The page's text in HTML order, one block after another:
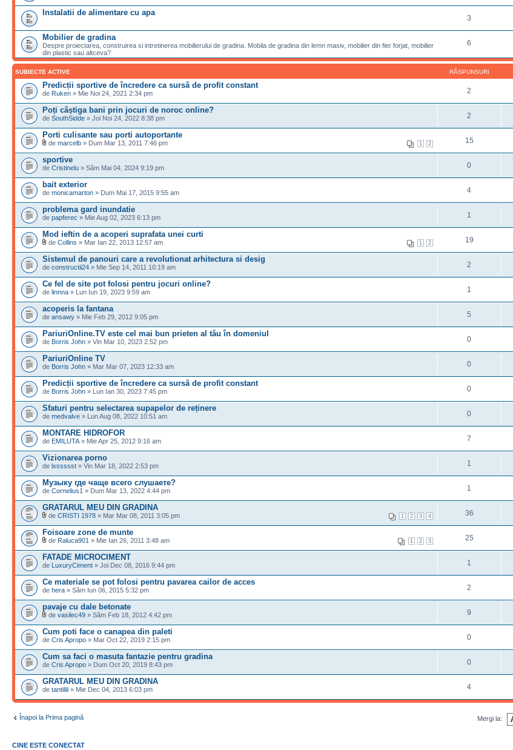
Instalatii de alimentare cu apa
3
Mobilier de gradina
Despre proiectarea, construirea si intretinerea mobilierului de gradina. Mobila de gradina din lemn masiv, mobilier din fier forjat, mobilier
din plastic sau altceva?
6
SUBIECTE ACTIVE RĂSPUNSURI
Predicții sportive de încredere ca sursă de profit constant
de Ruken » Mie Noi 24, 2021 2:34 pm 2
Poți câștiga bani prin jocuri de noroc online?
de SouthSidde » Joi Noi 24, 2022 8:38 pm 2
Porti culisante sau porti autoportante
1 2
de marcelb » Dum Mar 13, 2011 7:46 pm 15
sportive
de Cristinelu » Sâm Mai 04, 2024 9:19 pm 0
bait exterior
de monicamarton » Dum Mai 17, 2015 9:55 am 4
problema gard inundatie
de papferec » Mie Aug 02, 2023 6:13 pm 1
Mod ieftin de a acoperi suprafata unei curti
1 2
de Collins » Mar Ian 22, 2013 12:57 am 19
Sistemul de panouri care a revolutionat arhitectura si desig
de constructii24 » Mie Sep 14, 2011 10:19 am 2
Ce fel de site pot folosi pentru jocuri online?
de linnna » Lun Iun 19, 2023 9:59 am 1
acoperis la fantana
de ansawy » Mie Feb 29, 2012 9:05 pm 5
PariuriOnline.TV este cel mai bun prieten al tău în domeniul
de Borris John » Vin Mar 10, 2023 2:52 pm 0
PariuriOnline TV
de Borris John » Mar Mar 07, 2023 12:33 am 0
Predicții sportive de încredere ca sursă de profit constant
de Borris John » Lun Ian 30, 2023 7:45 pm 0
Sfaturi pentru selectarea supapelor de reținere
de medvalve » Lun Aug 08, 2022 10:51 am 0
MONTARE HIDROFOR
de EMILUTA » Mie Apr 25, 2012 9:16 am 7
Vizionarea porno
de lxssssst » Vin Mar 18, 2022 2:53 pm 1
Музыку где чаще всего слушаете?
de Cornelius1 » Dum Mar 13, 2022 4:44 pm 1
GRATARUL MEU DIN GRADINA
1 2 3 4
de CRISTI 1978 » Mar Mar 08, 2011 3:05 pm 36
Foisoare zone de munte
1 2 3
de Raluca901 » Mie Ian 26, 2011 3:48 am 25
FATADE MICROCIMENT
de LuxuryCiment » Joi Dec 08, 2016 9:44 pm 1
Ce materiale se pot folosi pentru pavarea cailor de acces
de hera » Sâm Iun 06, 2015 5:32 pm 2
pavaje cu dale betonate
de vasilec49 » Sâm Feb 18, 2012 4:42 pm 9
Cum poti face o canapea din paleti
de Cris Apropo » Mar Oct 22, 2019 2:15 pm 0
Cum sa faci o masuta fantazie pentru gradina
de Cris Apropo » Dum Oct 20, 2019 8:43 pm 0
GRATARUL MEU DIN GRADINA
de tantilili » Mie Dec 04, 2013 6:03 pm 4
Înapoi la Prima pagină Mergi la:
CINE ESTE CONECTAT